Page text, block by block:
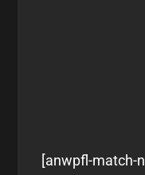
[anwpfl-match-